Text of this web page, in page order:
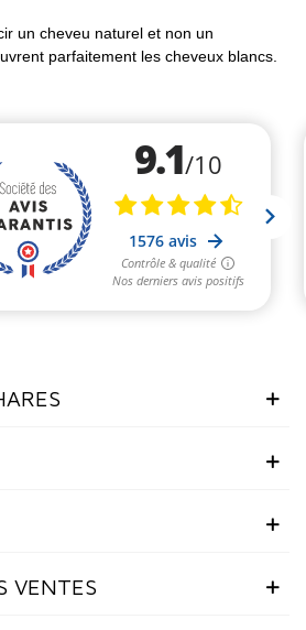
un cheveu naturel et non un
parfaitement les cheveux blancs.
VENTES